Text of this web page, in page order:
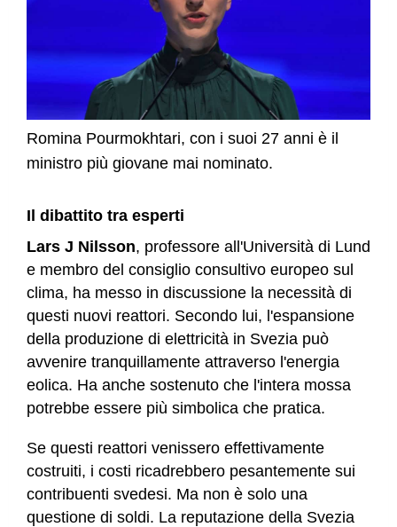
Romina Pourmokhtari, con i suoi 27 anni è il
ministro più giovane mai nominato.
Il dibattito tra esperti
Lars J Nilsson, professore all'Università di Lund
e membro del consiglio consultivo europeo sul
clima, ha messo in discussione la necessità di
questi nuovi reattori. Secondo lui, l'espansione
della produzione di elettricità in Svezia può
avvenire tranquillamente attraverso l'energia
eolica. Ha anche sostenuto che l'intera mossa
potrebbe essere più simbolica che pratica.
Se questi reattori venissero effettivamente
costruiti, i costi ricadrebbero pesantemente sui
contribuenti svedesi. Ma non è solo una
questione di soldi. La reputazione della Svezia